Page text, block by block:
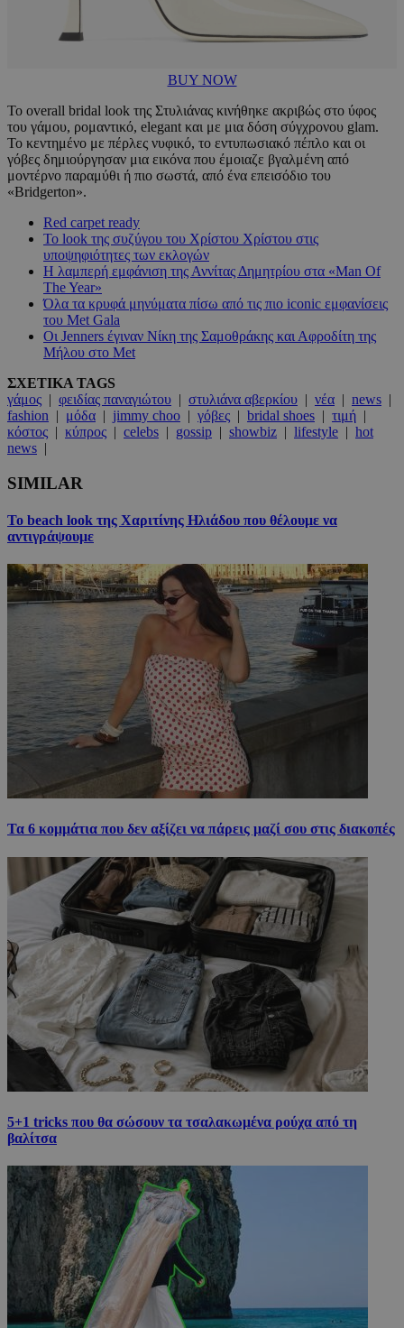
BUY NOW
Το overall bridal look της Στυλιάνας κινήθηκε ακριβώς στο ύφος
του γάμου, ρομαντικό, elegant και με μια δόση σύγχρονου glam.
Το κεντημένο με πέρλες νυφικό, το εντυπωσιακό πέπλο και οι
γόβες δημιούργησαν μια εικόνα που έμοιαζε βγαλμένη από
μοντέρνο παραμύθι ή πιο σωστά, από ένα επεισόδιο του
«Bridgerton».
Red carpet ready
Το look της συζύγου του Χρίστου Χρίστου στις
υποψηφιότητες των εκλογών
Η λαμπερή εμφάνιση της Αννίτας Δημητρίου στα «Man Of
The Year»
Όλα τα κρυφά μηνύματα πίσω από τις πιο iconic εμφανίσεις
του Met Gala
Οι Jenners έγιναν Νίκη της Σαμοθράκης και Αφροδίτη της
Μήλου στο Met
ΣΧΕΤΙΚΑ TAGS
γάμος | φειδίας παναγιώτου | στυλιάνα αβερκίου | νέα | news |
fashion | μόδα | jimmy choo | γόβες | bridal shoes | τιμή |
κόστος | κύπρος | celebs | gossip | showbiz | lifestyle | hot
news |
SIMILAR
Το beach look της Χαριτίνης Ηλιάδου που θέλουμε να
αντιγράψουμε
Τα 6 κομμάτια που δεν αξίζει να πάρεις μαζί σου στις διακοπές
5+1 tricks που θα σώσουν τα τσαλακωμένα ρούχα από τη
βαλίτσα